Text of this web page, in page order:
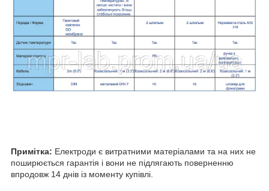
Примітка: Електроди є витратними матеріалами та на них не
поширюється гарантія і вони не підлягають поверненню
впродовж 14 днів із моменту купівлі.